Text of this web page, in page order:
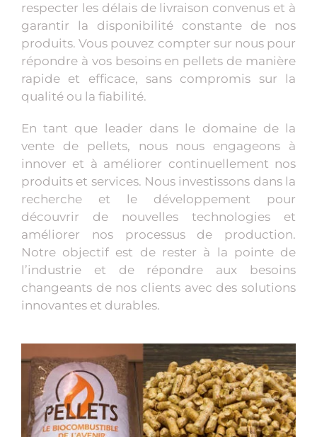
respecter les délais de livraison convenus et à
garantir la disponibilité constante de nos
produits. Vous pouvez compter sur nous pour
répondre à vos besoins en pellets de manière
rapide et efficace, sans compromis sur la
qualité ou la fiabilité.
En tant que leader dans le domaine de la
vente de pellets, nous nous engageons à
innover et à améliorer continuellement nos
produits et services. Nous investissons dans la
recherche et le développement pour
découvrir de nouvelles technologies et
améliorer nos processus de production.
Notre objectif est de rester à la pointe de
l’industrie et de répondre aux besoins
changeants de nos clients avec des solutions
innovantes et durables.